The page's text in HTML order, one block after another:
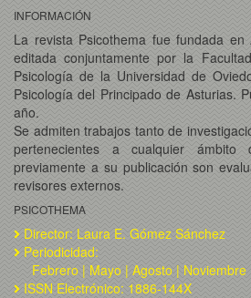
INFORMACIÓN
La revista Psicothema fue fundada
editada conjuntamente por la
Psicología de la Universidad de
Psicología del Principado de Asturias.
año.
Se admiten trabajos tanto de
pertenecientes a cualquier
previamente a su publicación son
revisores externos.
PSICOTHEMA
Director: Laura E. Gómez Sánchez
Periodicidad:
Febrero | Mayo | Agosto | Noviembre
ISSN Electrónico: 1886-144X